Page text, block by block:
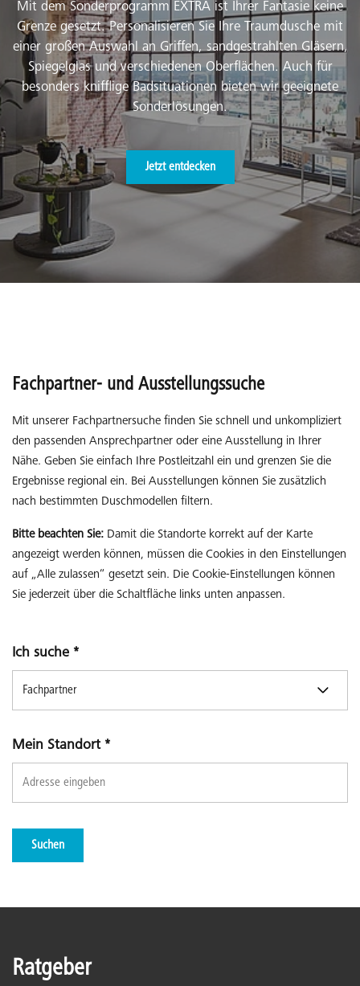
Mit dem Sonderprogramm EXTRA ist Ihrer Fantasie keine
Grenze gesetzt. Personalisieren Sie Ihre Traumdusche mit
einer großen Auswahl an Griffen, sandgestrahlten Gläsern,
Spiegelglas und verschiedenen Oberflächen. Auch für
besonders knifflige Badsituationen bieten wir geeignete
Sonderlösungen.
Jetzt entdecken
Fachpartner- und Ausstellungssuche
Mit unserer Fachpartnersuche finden Sie schnell und unkompliziert
den passenden Ansprechpartner oder eine Ausstellung in Ihrer
Nähe. Geben Sie einfach Ihre Postleitzahl ein und grenzen Sie die
Ergebnisse regional ein. Bei Ausstellungen können Sie zusätzlich
nach bestimmten Duschmodellen filtern.
Bitte beachten Sie: Damit die Standorte korrekt auf der Karte
angezeigt werden können, müssen die Cookies in den Einstellungen
auf „Alle zulassen“ gesetzt sein. Die Cookie-Einstellungen können
Sie jederzeit über die Schaltfläche links unten anpassen.
Ich suche *
Mein Standort *
Suchen
Ratgeber